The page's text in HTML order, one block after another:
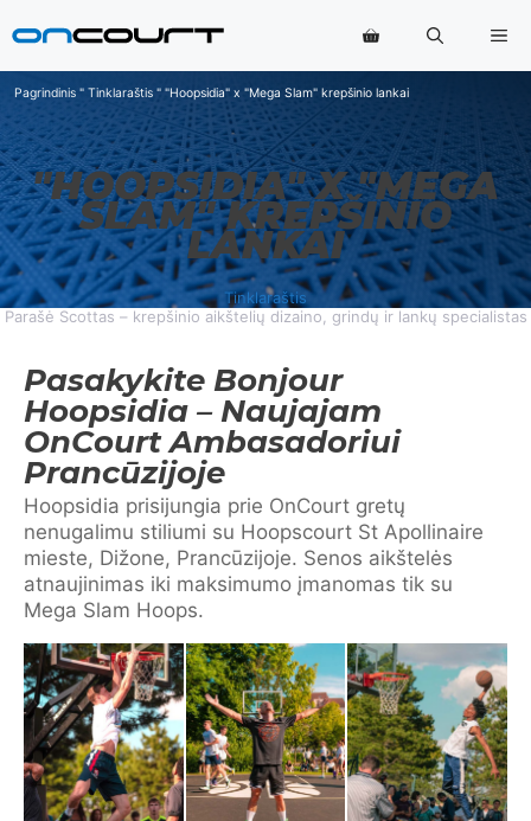
prie
Pagrindinis " Tinklaraštis " "Hoopsidia" x "Mega Slam" krepšinio lankai
"HOOPSIDIA" X "MEGA
SLAM" KREPŠINIO
LANKAI
Tinklaraštis
Parašė Scottas – krepšinio aikštelių dizaino, grindų ir lankų specialistas
Pasakykite Bonjour
Hoopsidia – Naujajam
OnCourt Ambasadoriui
Prancūzijoje
Hoopsidia prisijungia prie OnCourt gretų
nenugalimu stiliumi su Hoopscourt St Apollinaire
mieste, Dižone, Prancūzijoje. Senos aikštelės
atnaujinimas iki maksimumo įmanomas tik su
Mega Slam Hoops.